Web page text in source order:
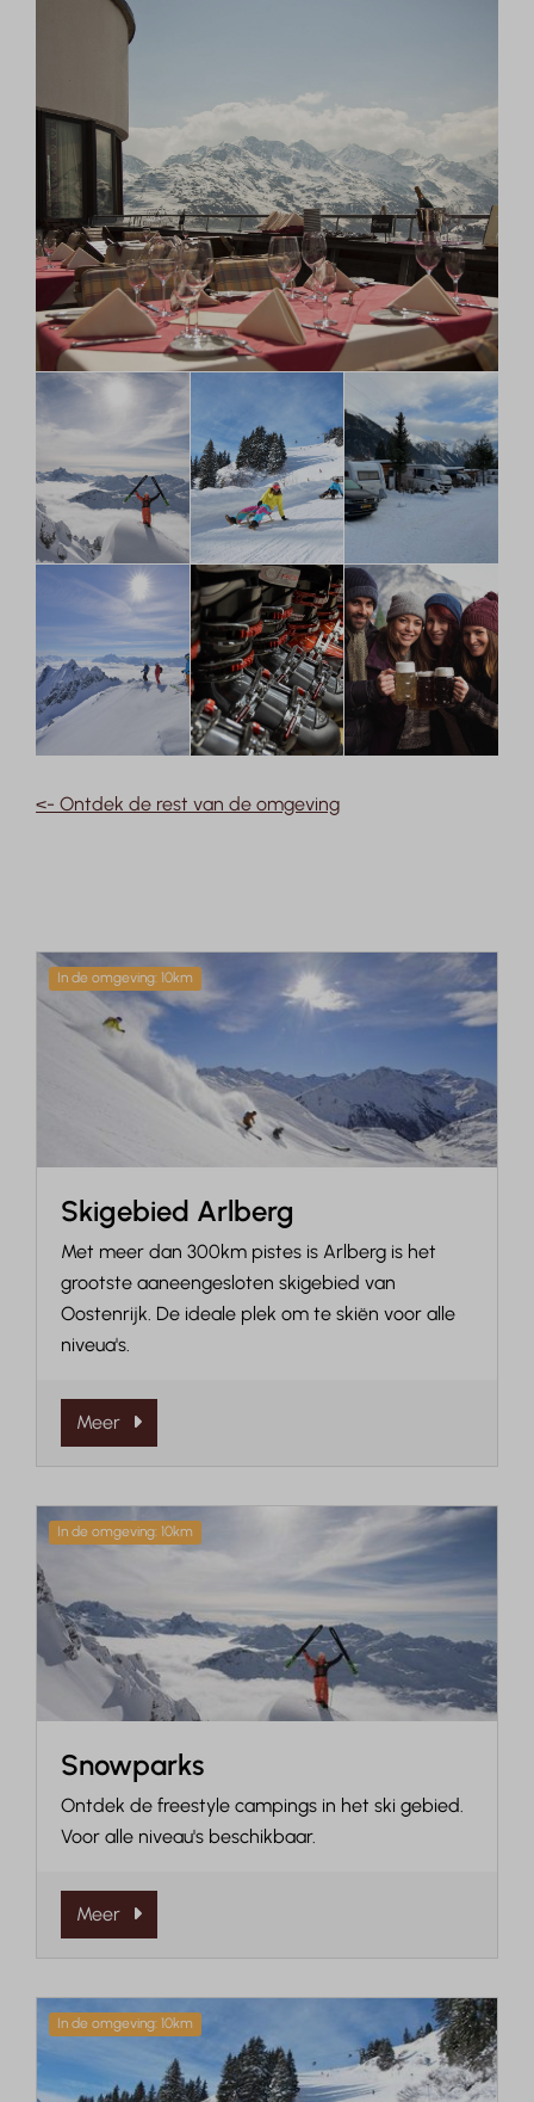
<- Ontdek de rest van de omgeving
In de omgeving: 10km
Skigebied Arlberg
Met meer dan 300km pistes is Arlberg is het
grootste aaneengesloten skigebied van
Oostenrijk. De ideale plek om te skiën voor alle
niveua's.
Meer
In de omgeving: 10km
Snowparks
Ontdek de freestyle campings in het ski gebied.
Voor alle niveau's beschikbaar.
Meer
In de omgeving: 10km